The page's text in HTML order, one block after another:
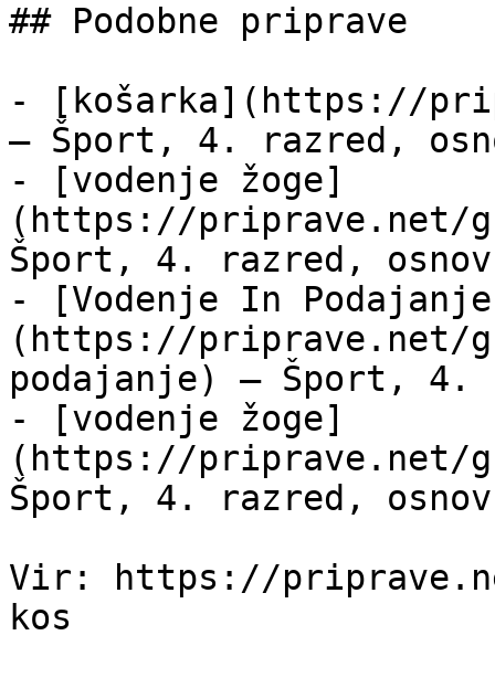
## Podobne priprave
- [košarka](https://
— Šport, 4. razred,
- [vodenje žoge]
(https://priprave.net/
Šport, 4. razred,
- [Vodenje In
(https://priprave.net/
podajanje) — Šport, 4.
- [vodenje žoge]
(https://priprave.net/
Šport, 4. razred,
Vir: https://